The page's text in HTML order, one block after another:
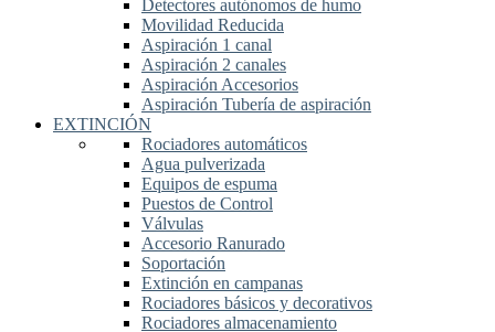
Detectores autónomos de humo
Movilidad Reducida
Aspiración 1 canal
Aspiración 2 canales
Aspiración Accesorios
Aspiración Tubería de aspiración
EXTINCIÓN
Rociadores automáticos
Agua pulverizada
Equipos de espuma
Puestos de Control
Válvulas
Accesorio Ranurado
Soportación
Extinción en campanas
Rociadores básicos y decorativos
Rociadores almacenamiento